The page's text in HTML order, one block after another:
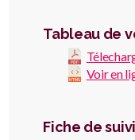
Tableau de
Voir en
Fiche de suivi